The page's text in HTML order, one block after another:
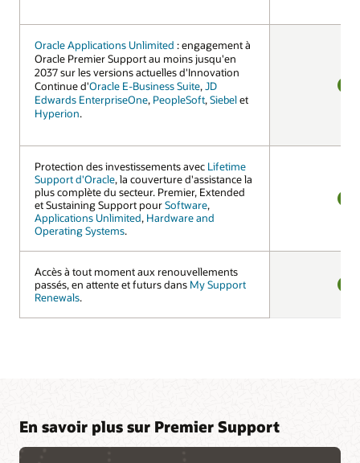
Oracle Applications Unlimited : engagement à
Oracle Premier Support au moins jusqu'en
2037 sur les versions actuelles d'Innovation
Continue d'Oracle E-Business Suite,JD
Edwards EnterpriseOne, PeopleSoft,Siebelet
Hyperion.
Protection des investissements avec Lifetime
Support d'Oracle, la couverture d'assistance la
plus complète du secteur. Premier, Extended
et Sustaining Support pourSoftware,
Applications Unlimited, Hardware and
Operating Systems.
Accès à tout moment aux renouvellements
passés, en attente et futurs dans My Support
Renewals.
Oracle Applications Unlimited : engagement à
Oracle Premier Support au moins jusqu'en
2037 sur les versions actuelles d'Innovation
Continue d'Oracle E-Business Suite,JD
Edwards EnterpriseOne, PeopleSoft,Siebelet
Hyperion.
Protection des investissements avec Lifetime
Support d'Oracle, la couverture d'assistance la
plus complète du secteur. Premier, Extended
et Sustaining Support pourSoftware,
Applications Unlimited, Hardware and
Operating Systems.
Accès à tout moment aux renouvellements
passés, en attente et futurs dans My Support
Renewals.
En savoir plus sur Premier Support